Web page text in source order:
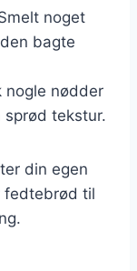
noget
bagte
nogle nødder
tekstur.
din egen
fedtebrød til